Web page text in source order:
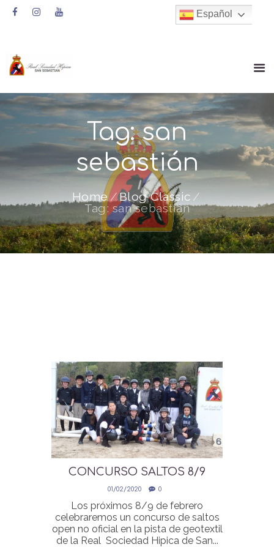
Tag: san
sebastián
Home
Blog Classic
Tag: san sebastián
CONCURSO SALTOS 8/9
FEBRERO
01/02/2020 0
Los próximos 8/9 de febrero
celebraremos un concurso de saltos
open no oficial en la pista de geotextil
de la Real Sociedad Hipica de San...
Español